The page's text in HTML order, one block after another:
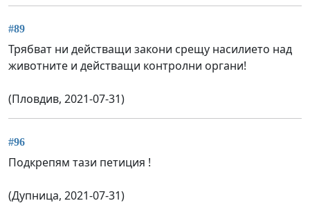
#89
Трябват ни действащи закони срещу насилието над
животните и действащи контролни органи!
(Пловдив, 2021-07-31)
#96
Подкрепям тази петиция !
(Дупница, 2021-07-31)